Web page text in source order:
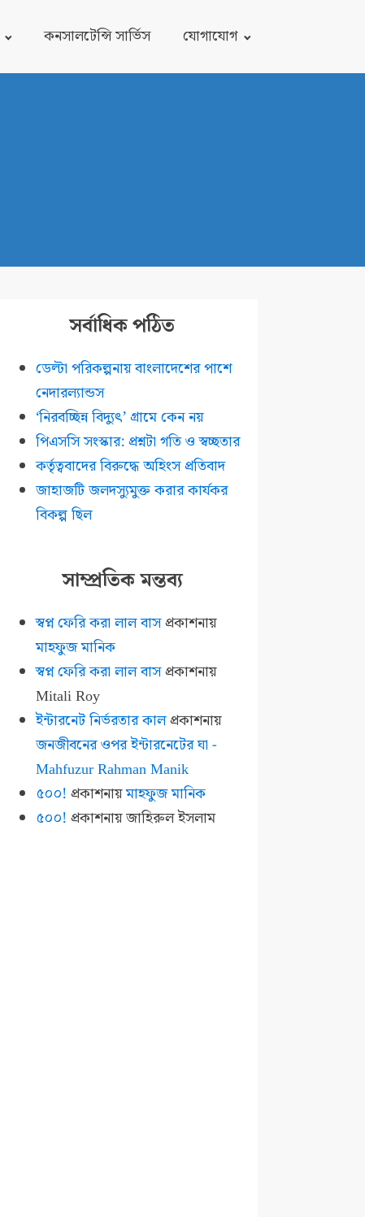
কনসালটেন্সি সার্ভিস যোগাযোগ
সর্বাধিক পঠিত
ডেল্টা পরিকল্পনায় বাংলাদেশের পাশে
নেদারল্যান্ডস
‘নিরবচ্ছিন্ন বিদ্যুৎ’ গ্রামে কেন নয়
পিএসসি সংস্কার: প্রশ্নটা গতি ও স্বচ্ছতার
কর্তৃত্ববাদের বিরুদ্ধে অহিংস প্রতিবাদ
জাহাজটি জলদস্যুমুক্ত করার কার্যকর
বিকল্প ছিল
সাম্প্রতিক মন্তব্য
স্বপ্ন ফেরি করা লাল বাসপ্রকাশনায়
মাহফুজ মানিক
স্বপ্ন ফেরি করা লাল বাসপ্রকাশনায়
Mitali Roy
ইন্টারনেট নির্ভরতার কালপ্রকাশনায়
জনজীবনের ওপর ইন্টারনেটের ঘা -
Mahfuzur Rahman Manik
৫০০! প্রকাশনায়মাহফুজ মানিক
৫০০! প্রকাশনায়জাহিরুল ইসলাম